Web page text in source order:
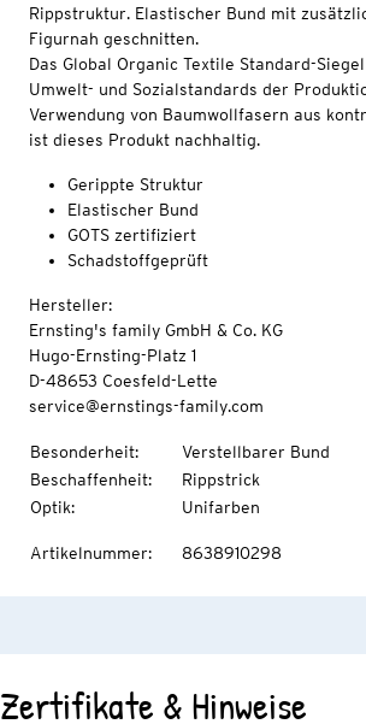
Rippstruktur. Elastischer Bund mit
Figurnah geschnitten.
Das Global Organic Textile Standard-
Umwelt- und Sozialstandards der
Verwendung von Baumwollfasern aus
ist dieses Produkt nachhaltig.
Gerippte Struktur
Elastischer Bund
GOTS zertifiziert
Schadstoffgeprüft
Hersteller:
Ernsting's family GmbH & Co. KG
Hugo-Ernsting-Platz 1
D-48653 Coesfeld-Lette
service@ernstings-family.com
Besonderheit:
Verstellbarer Bund
Beschaffenheit:
Rippstrick
Optik: Unifarben
Artikelnummer: 8638910298
Zertifikate & Hinweise